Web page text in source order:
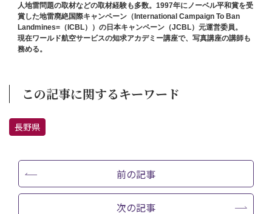
人地雷問題の取材などの取材経験も多数。1997年にノーベル平和賞を受
賞した地雷廃絶国際キャンペーン（International Campaign To Ban
Landmines=（ICBL））の日本キャンペーン（JCBL）元運営委員。
現在ワールド航空サービスの知求アカデミー講座で、写真講座の講師も
務める。
この記事に関するキーワード
長野県
前の記事
次の記事